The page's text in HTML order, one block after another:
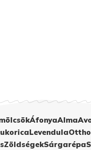
ÁfonyaAlma
Levendula
ZöldségekSárgarépa